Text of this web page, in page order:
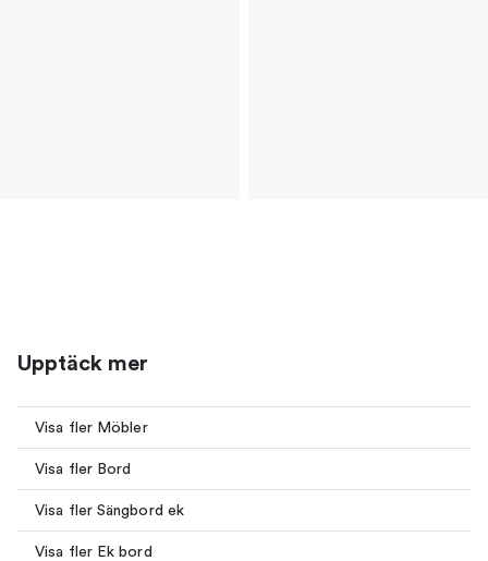
Upptäck mer
Visa fler Möbler
Visa fler Bord
Visa fler Sängbord ek
Visa fler Ek bord